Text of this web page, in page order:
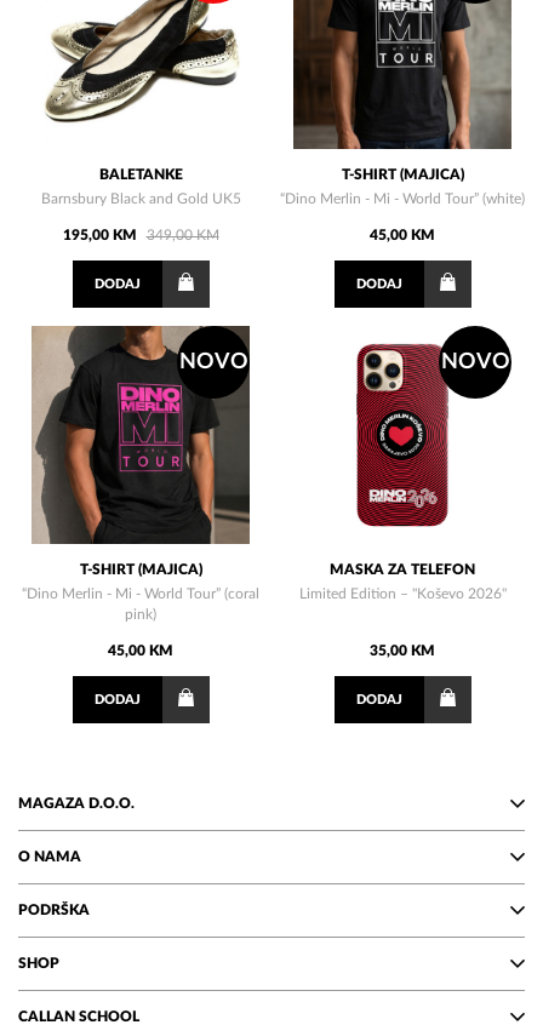
BALETANKE
Barnsbury Black and Gold UK5
195,00 KM 349,00 KM
DODAJ
T-SHIRT (MAJICA)
“Dino Merlin - Mi - World Tour” (white)
45,00 KM
DODAJ
NOVO
T-SHIRT (MAJICA)
“Dino Merlin - Mi - World Tour” (coral
pink)
45,00 KM
DODAJ
NOVO
MASKA ZA TELEFON
Limited Edition – "Koševo 2026"
35,00 KM
DODAJ
MAGAZA D.O.O.
O NAMA
PODRŠKA
SHOP
CALLAN SCHOOL